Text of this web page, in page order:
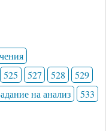
525 527 528
529
на анализ
533